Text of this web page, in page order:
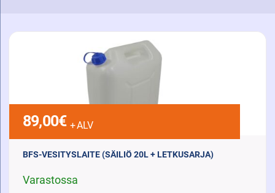
89,00€ + ALV
BFS-VESITYSLAITE (SÄILIÖ 20L + LETKUSARJA)
Varastossa